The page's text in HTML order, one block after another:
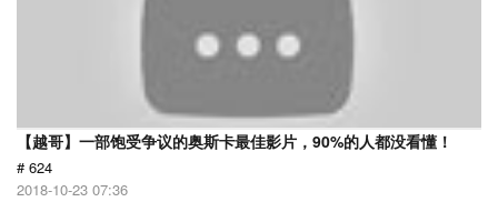
【越哥】一部饱受争议的奥斯卡最佳影片，90%的人都没看懂！
# 624
2018-10-23 07:36